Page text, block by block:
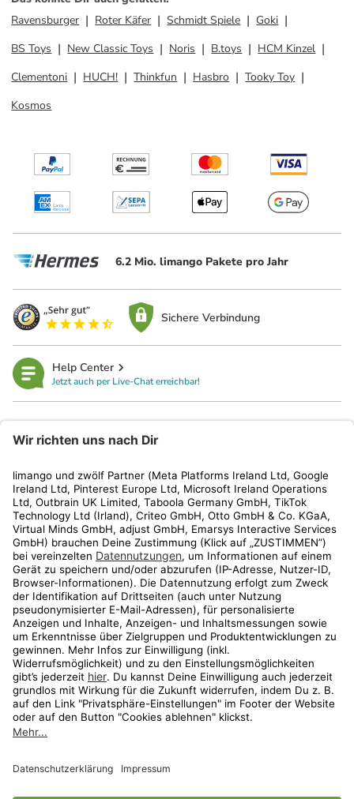
Ravensburger
Roter Käfer Schmidt Spiele
Goki
BS Toys
New Classic Toys Noris B.toys
HCM Kinzel
Clementoni
HUCH! Thinkfun Hasbro
Tooky Toy
Kosmos
6.2 Mio. limango Pakete pro Jahr
Sichere Verbindung
Help Center
Jetzt auch per Live-Chat erreichbar!
Kundenservice
Shop
Aktionen
Travel